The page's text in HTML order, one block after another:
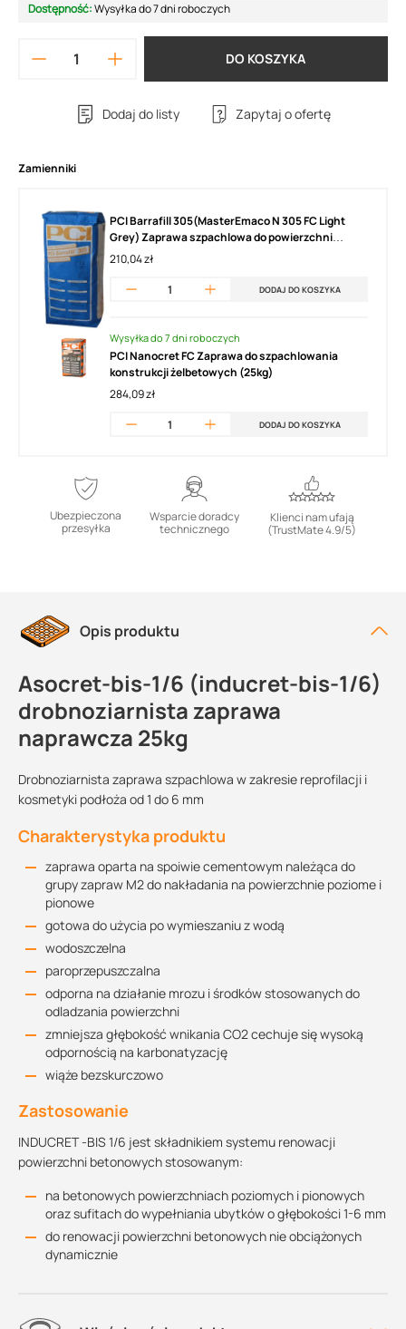
Dostępność:Wysyłka do 7 dni roboczych
DO KOSZYKA
Dodaj do listy Zapytaj o ofertę
Zamienniki
PCI Barrafill 305(MasterEmaco N 305 FC Light
Grey) Zaprawa szpachlowa do powierzchni
betonowych (25kg)
210,04 zł
DODAJ DO KOSZYKA
Wysyłka do 7 dni roboczych
PCI Nanocret FC Zaprawa do szpachlowania
konstrukcji żelbetowych (25kg)
284,09 zł
DODAJ DO KOSZYKA
Ubezpieczona
przesyłka
Wsparcie doradcy
technicznego
Klienci nam ufają
(TrustMate 4.9/5)
Opis produktu
Asocret-bis-1/6 (inducret-bis-1/6)
drobnoziarnista zaprawa
naprawcza 25kg
Drobnoziarnista zaprawa szpachlowa w zakresie reprofilacji i
kosmetyki podłoża od 1 do 6 mm
Charakterystyka produktu
zaprawa oparta na spoiwie cementowym należąca do
grupy zapraw M2 do nakładania na powierzchnie poziome i
pionowe
gotowa do użycia po wymieszaniu z wodą
wodoszczelna
paroprzepuszczalna
odporna na działanie mrozu i środków stosowanych do
odladzania powierzchni
zmniejsza głębokość wnikania CO2 cechuje się wysoką
odpornością na karbonatyzację
wiąże bezskurczowo
Zastosowanie
INDUCRET -BIS 1/6 jest składnikiem systemu renowacji
powierzchni betonowych stosowanym:
na betonowych powierzchniach poziomych i pionowych
oraz sufitach do wypełniania ubytków o głębokości 1-6 mm
do renowacji powierzchni betonowych nie obciążonych
dynamicznie